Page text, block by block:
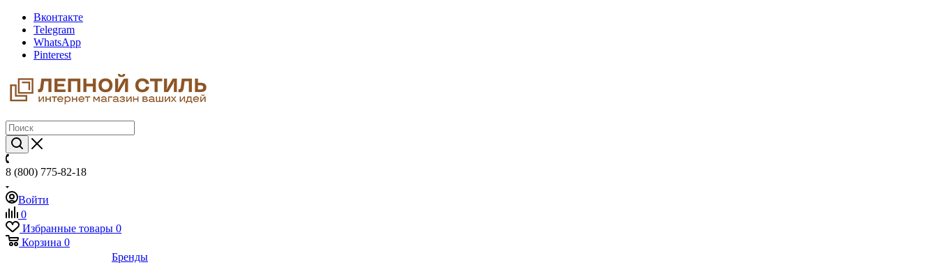
Вконтакте
Telegram
WhatsApp
Pinterest
8 (800) 775-82-18
Войти
0
Избранные товары 0
Корзина 0
Бренды